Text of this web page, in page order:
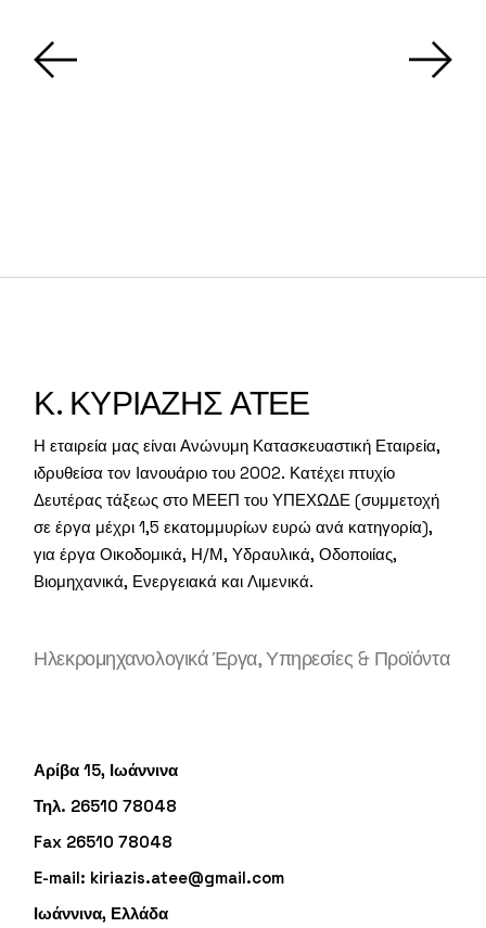
Κ. ΚΥΡΙΑΖΗΣ ΑΤΕΕ
Η εταιρεία μας είναι Ανώνυμη Κατασκευαστική Εταιρεία,
ιδρυθείσα τον Ιανουάριο του 2002. Κατέχει πτυχίο
Δευτέρας τάξεως στο ΜΕΕΠ του ΥΠΕΧΩΔΕ (συμμετοχή
σε έργα μέχρι 1,5 εκατομμυρίων ευρώ ανά κατηγορία),
για έργα Οικοδομικά, Η/Μ, Υδραυλικά, Οδοποιίας,
Βιομηχανικά, Ενεργειακά και Λιμενικά.
Ηλεκρομηχανολογικά Έργα, Υπηρεσίες & Προϊόντα
Αρίβα 15, Ιωάννινα
Τηλ. 26510 78048
Fax 26510 78048
E-mail: kiriazis.atee@gmail.com
Ιωάννινα, Ελλάδα